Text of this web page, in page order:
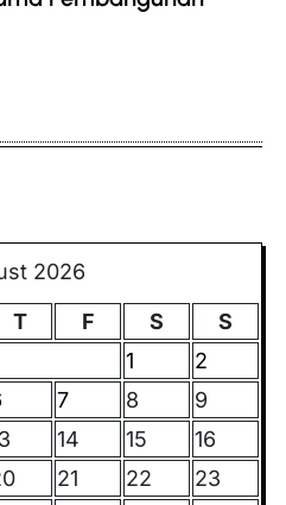
2026
T F S
S
1
2
7 8
9
14 15
16
21 22
23